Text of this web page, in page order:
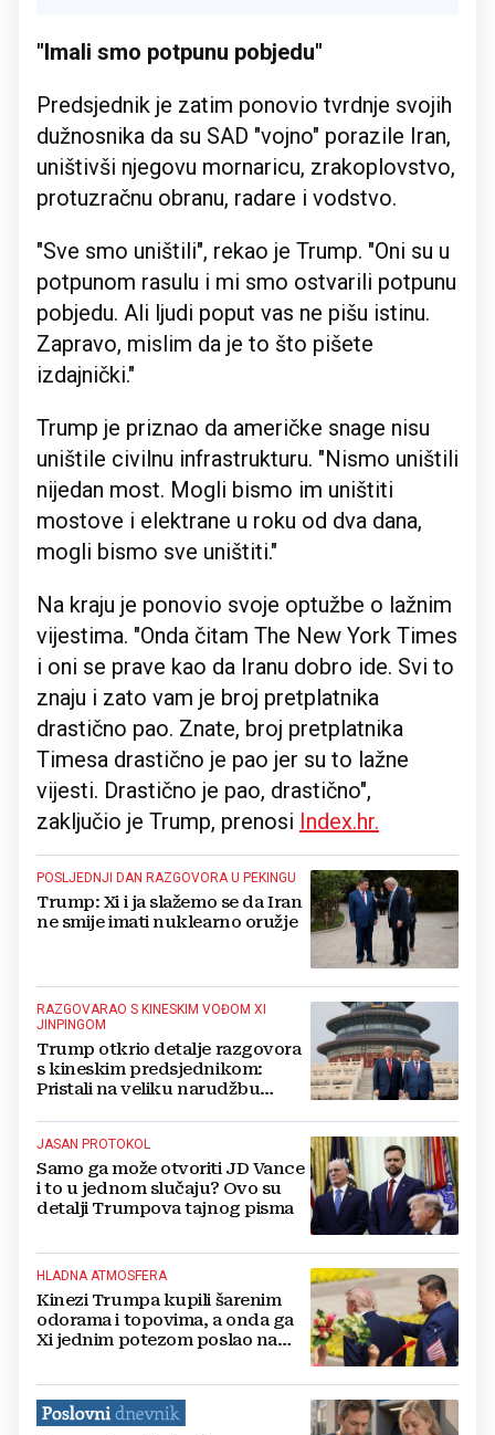
"Imali smo potpunu pobjedu"
Predsjednik je zatim ponovio tvrdnje svojih
dužnosnika da su SAD "vojno" porazile Iran,
uništivši njegovu mornaricu, zrakoplovstvo,
protuzračnu obranu, radare i vodstvo.
"Sve smo uništili", rekao je Trump. "Oni su u
potpunom rasulu i mi smo ostvarili potpunu
pobjedu. Ali ljudi poput vas ne pišu istinu.
Zapravo, mislim da je to što pišete
izdajnički."
Trump je priznao da američke snage nisu
uništile civilnu infrastrukturu. "Nismo uništili
nijedan most. Mogli bismo im uništiti
mostove i elektrane u roku od dva dana,
mogli bismo sve uništiti."
Na kraju je ponovio svoje optužbe o lažnim
vijestima. "Onda čitam The New York Times
i oni se prave kao da Iranu dobro ide. Svi to
znaju i zato vam je broj pretplatnika
drastično pao. Znate, broj pretplatnika
Timesa drastično je pao jer su to lažne
vijesti. Drastično je pao, drastično",
zaključio je Trump, prenosi Index.hr.
POSLJEDNJI DAN RAZGOVORA U PEKINGU
Trump: Xi i ja slažemo se da Iran
ne smije imati nuklearno oružje
RAZGOVARAO S KINESKIM VOĐOM XI
JINPINGOM
Trump otkrio detalje razgovora
s kineskim predsjednikom:
Pristali ⁠na veliku narudžbu
JASAN PROTOKOL
Samo ga može otvoriti JD Vance
i to u jednom slučaju? Ovo su
detalji Trumpova tajnog pisma
HLADNA ATMOSFERA
Kinezi Trumpa kupili šarenim
odorama i topovima, a onda ga
Xi jednim potezom poslao na